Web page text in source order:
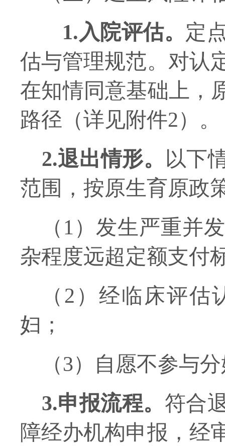
1.入院评估。 定
估与管理规范。对认
在知情同意基础上，
路径 （详见附件2） 。
2.退出情形。 以下
范围，按原生育原政
（ 1） 发生严重并
杂程度远超定额支付
（ 2 ） 经临床评估
妇 ；
（3） 自愿不参与
3.申报流程。 符合
障经办机构申报，经